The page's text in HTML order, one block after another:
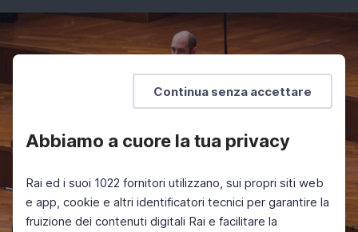
Continua senza accettare
Abbiamo a cuore la tua privacy
Rai ed i suoi 1022 fornitori utilizzano, sui propri siti web
e app, cookie e altri identificatori tecnici per garantire la
fruizione dei contenuti digitali Rai e facilitare la